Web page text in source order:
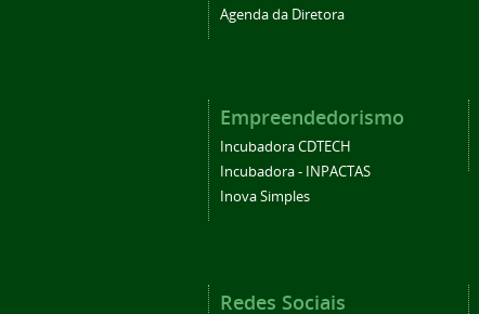
Agenda da Diretora
Empreendedorismo
Incubadora CDTECH
Incubadora - INPACTAS
Inova Simples
Redes Sociais